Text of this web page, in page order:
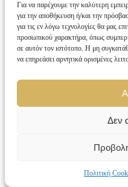
Για να παρέχουμε την καλύτερη
για την αποθήκευση ή/και την
για τις εν λόγω τεχνολογίες θα μας
προσωπικού χαρακτήρα, όπως
σε αυτόν τον ιστότοπο. Η μη
να επηρεάσει αρνητικά ορισμένες
Δεν
Πολιτική
Παναγίτσες
Καρφίτσες